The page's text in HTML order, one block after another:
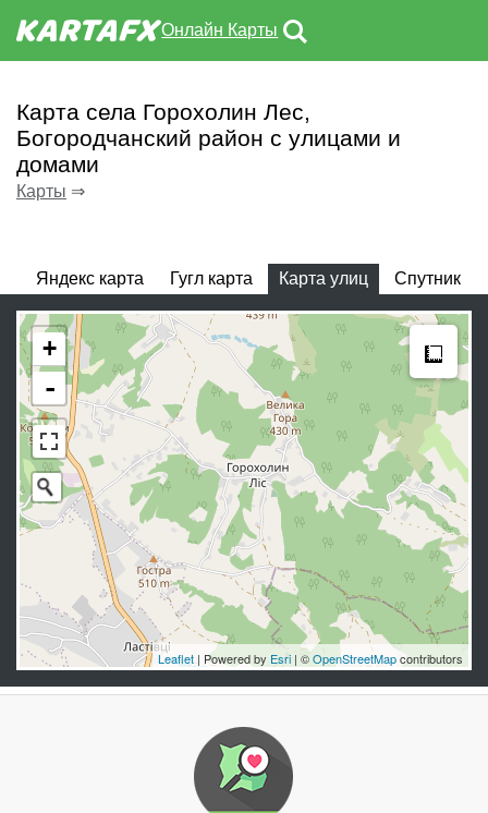
Онлайн Карты
Карта села Горохолин Лес,
Богородчанский район с улицами и
домами
Карты ⇒
Яндекс карта Гугл карта Карта улиц Спутник
+
-
Leaflet | Powered by Esri | ©OpenStreetMapcontributors